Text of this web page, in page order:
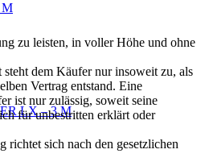
M
LX – 3 M
zu leisten, in voller Höhe und ohne
dem Käufer nur insoweit zu, als
Vertrag entstand. Eine
ist nur zulässig, soweit seine
für unbestritten erklärt oder
richtet sich nach den gesetzlichen